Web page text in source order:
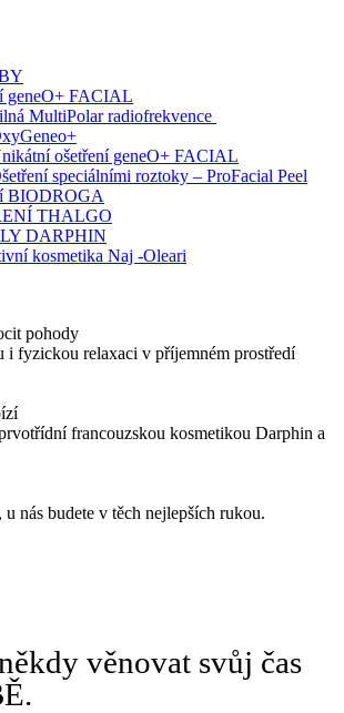
geneO+ FACIAL
MultiPolar radiofrekvence
ošetření geneO+ FACIAL
speciálními roztoky – ProFacial Peel
BIODROGA
THALGO
DARPHIN
kosmetika Naj -Oleari
pohody
i fyzickou relaxaci v příjemném prostředí
francouzskou kosmetikou Darphin a
u nás budete v těch nejlepších rukou.
věnovat svůj čas